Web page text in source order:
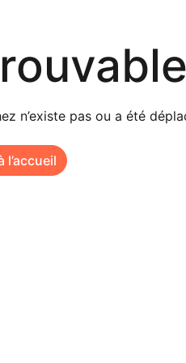
n’existe pas ou a été
l’accueil